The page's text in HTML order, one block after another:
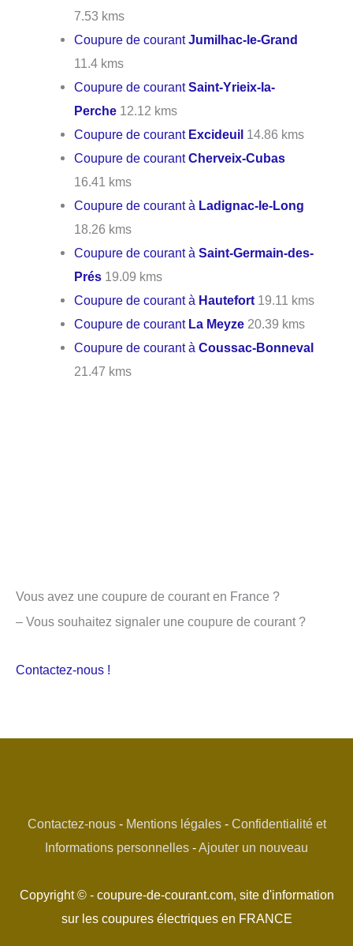
7.53 kms
Coupure de courantJumilhac-le-Grand
11.4 kms
Coupure de courantSaint-Yrieix-la-
Perche 12.12 kms
Coupure de courant Excideuil 14.86 kms
Coupure de courantCherveix-Cubas
16.41 kms
Coupure de courant à Ladignac-le-Long
18.26 kms
Coupure de courant àSaint-Germain-des-
Prés 19.09 kms
Coupure de courant à Hautefort 19.11 kms
Coupure de courant La Meyze 20.39 kms
Coupure de courant àCoussac-Bonneval
21.47 kms
Vous avez une coupure de courant en France ?
– Vous souhaitez signaler une coupure de courant ?
Contactez-nous !
Contactez-nous- Mentions légales- Confidentialité et
Informations personnelles -Ajouter un nouveau
Copyright © - coupure-de-courant.com, site d'information
sur les coupures électriques en FRANCE